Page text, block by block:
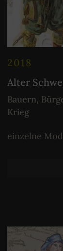
2018
Alter
Bauern,
Krieg
einzelne